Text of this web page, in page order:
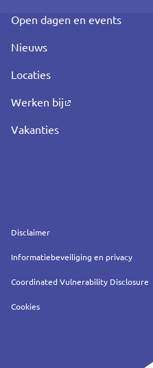
Open dagen en events
Nieuws
Locaties
Werken bij
Vakanties
Service
Disclaimer
Informatiebeveiliging en privacy
Coordinated Vulnerability Disclosure
Cookies